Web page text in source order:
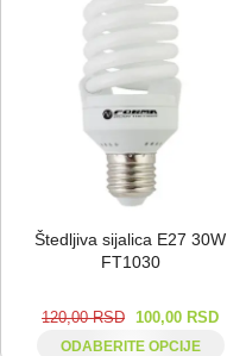
Štedljiva sijalica E27 30W
FT1030
120,00RSD 100,00 RSD
ODABERITE OPCIJE